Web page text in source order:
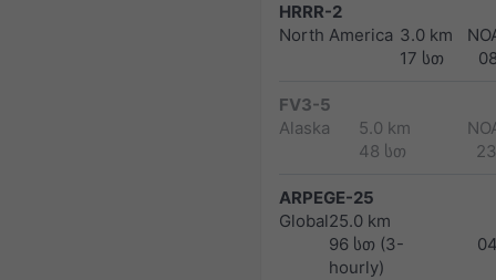
HRRR-2
North America 3.0 km
17 სთ
FV3-5
Alaska
5.0 km
48 სთ
ARPEGE-25
Global25.0 km
96 სთ (3-
hourly)